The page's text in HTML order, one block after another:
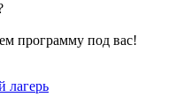
программу под вас!
лагерь